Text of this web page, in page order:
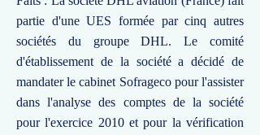
partie d'une UES formée par cinq autres
sociétés du groupe DHL. Le comité
d'établissement de la société a décidé de
mandater le cabinet Sofrageco pour l'assister
dans l'analyse des comptes de la société
pour l'exercice 2010 et pour la vérification